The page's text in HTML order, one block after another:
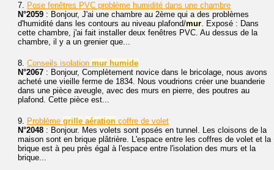
7. Pose fenêtres PVC problème humidité dans une chambre
N°2059 : Bonjour, J'ai une chambre au 2ème qui a des problèmes
d'humidité dans les contours au niveau plafond/mur. Exposé : Dans
cette chambre, j'ai fait installer deux fenêtres PVC. Au dessus de la
chambre, il y a un grenier que...
8. Conseils isolation mur humide
N°2067 : Bonjour, Complètement novice dans le bricolage, nous avons
acheté une vieille ferme de 1834. Nous voudrions créer une buanderie
dans une pièce aveugle, avec des murs en pierre, des poutres au
plafond. Cette pièce est...
9. Problème grille aération coffre de volet
N°2048 : Bonjour. Mes volets sont posés en tunnel. Les cloisons de la
maison sont en brique plâtrière. L'espace entre les coffres de volet et la
brique est à peu près égal à l'espace entre l'isolation des murs et la
brique...